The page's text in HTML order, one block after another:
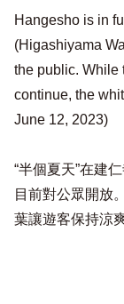
Hangesho is in
(Higashiyama
the public. While
continue, the
June 12, 2023)
“半個夏天”在建
目前對公眾開放
葉讓遊客保持涼